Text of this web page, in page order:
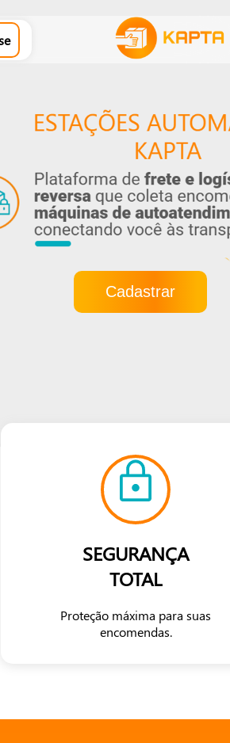
Cadastrar
SEGURANÇA
TOTAL
Proteção máxima para suas
encomendas.